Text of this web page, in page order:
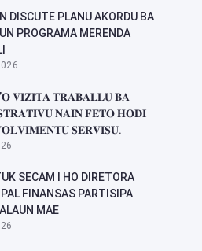
DISCUTE PLANU AKORDU BA
PROGRAMA MERENDA
𝐕𝐈𝐙𝐈𝐓𝐀 𝐓𝐑𝐀𝐁𝐀𝐋𝐋𝐔 𝐁𝐀
𝐍𝐀𝐈𝐍 𝐅𝐄𝐓𝐎 𝐇𝐎𝐃𝐈
𝐒𝐄𝐑𝐕𝐈𝐒𝐔.
SECAM I HO DIRETORA
FINANSAS PARTISIPA
MAE